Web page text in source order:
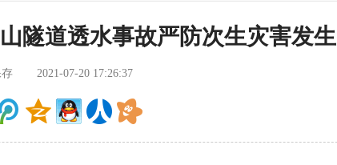
隧道透水事故严防次生灾害发生
2021-07-20 17:26:37